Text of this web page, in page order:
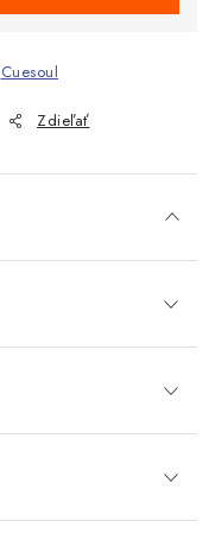
Cuesoul
Zdieľať